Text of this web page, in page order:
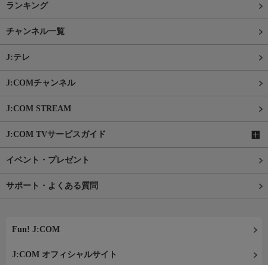
ランキング
チャンネル一覧
J:テレ
J:COMチャンネル
J:COM STREAM
J:COM TVサービスガイド
イベント・プレゼント
サポート・よくある質問
Fun! J:COM
J:COM オフィシャルサイト